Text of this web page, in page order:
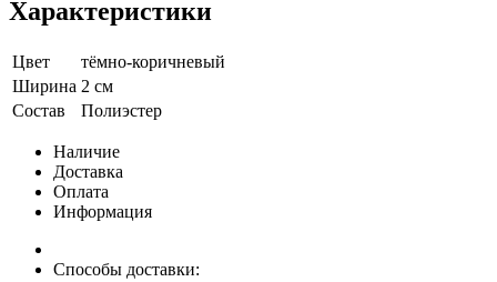
Характеристики
Цвет
тёмно-коричневый
Ширина 2 см
Состав
Полиэстер
Наличие
Доставка
Оплата
Информация
Способы доставки: